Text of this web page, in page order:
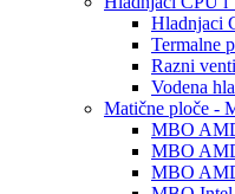
Hladnjaci
Termalne
Razni
Vodena
Matične ploče -
MBO
MBO
MBO